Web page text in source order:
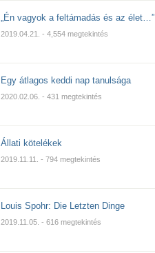
„Én vagyok a feltámadás és az élet…”
2019.04.21. - 4,554 megtekintés
Egy átlagos keddi nap tanulsága
2020.02.06. - 431 megtekintés
Állati kötelékek
2019.11.11. - 794 megtekintés
Louis Spohr: Die Letzten Dinge
2019.11.05. - 616 megtekintés